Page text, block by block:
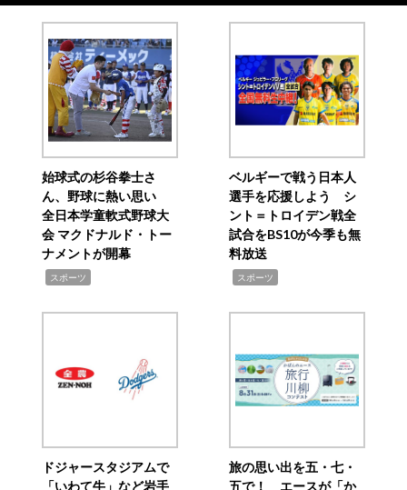
始球式の杉谷拳士さ
ん、野球に熱い思い
全日本学童軟式野球大
会 マクドナルド・トー
ナメントが開幕
スポーツ
ベルギーで戦う日本人
選手を応援しよう シ
ント＝トロイデン戦全
試合をBS10が今季も無
料放送
スポーツ
ドジャースタジアムで
「いわて牛」など岩手
旅の思い出を五・七・
五で！ エースが「か